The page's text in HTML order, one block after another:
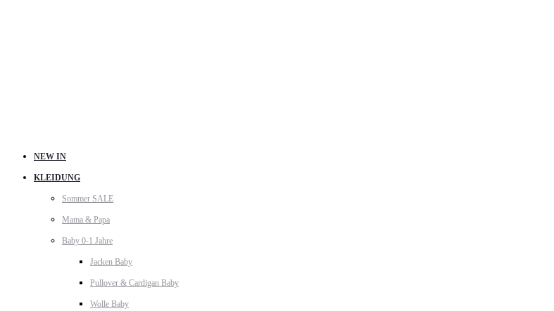
NEW IN
KLEIDUNG
Sommer SALE
Mama & Papa
Baby 0-1 Jahre
Jacken Baby
Pullover & Cardigan Baby
Wolle Baby